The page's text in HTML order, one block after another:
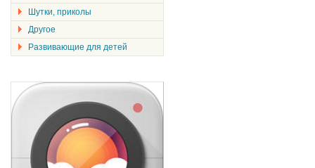
Шутки, приколы
Другое
Развивающие для детей